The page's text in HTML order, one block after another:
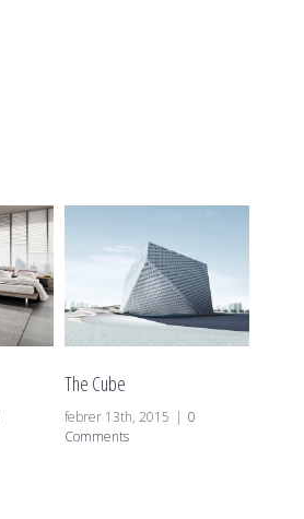
The Cube
febrer 13th, 2015 | 0
Comments